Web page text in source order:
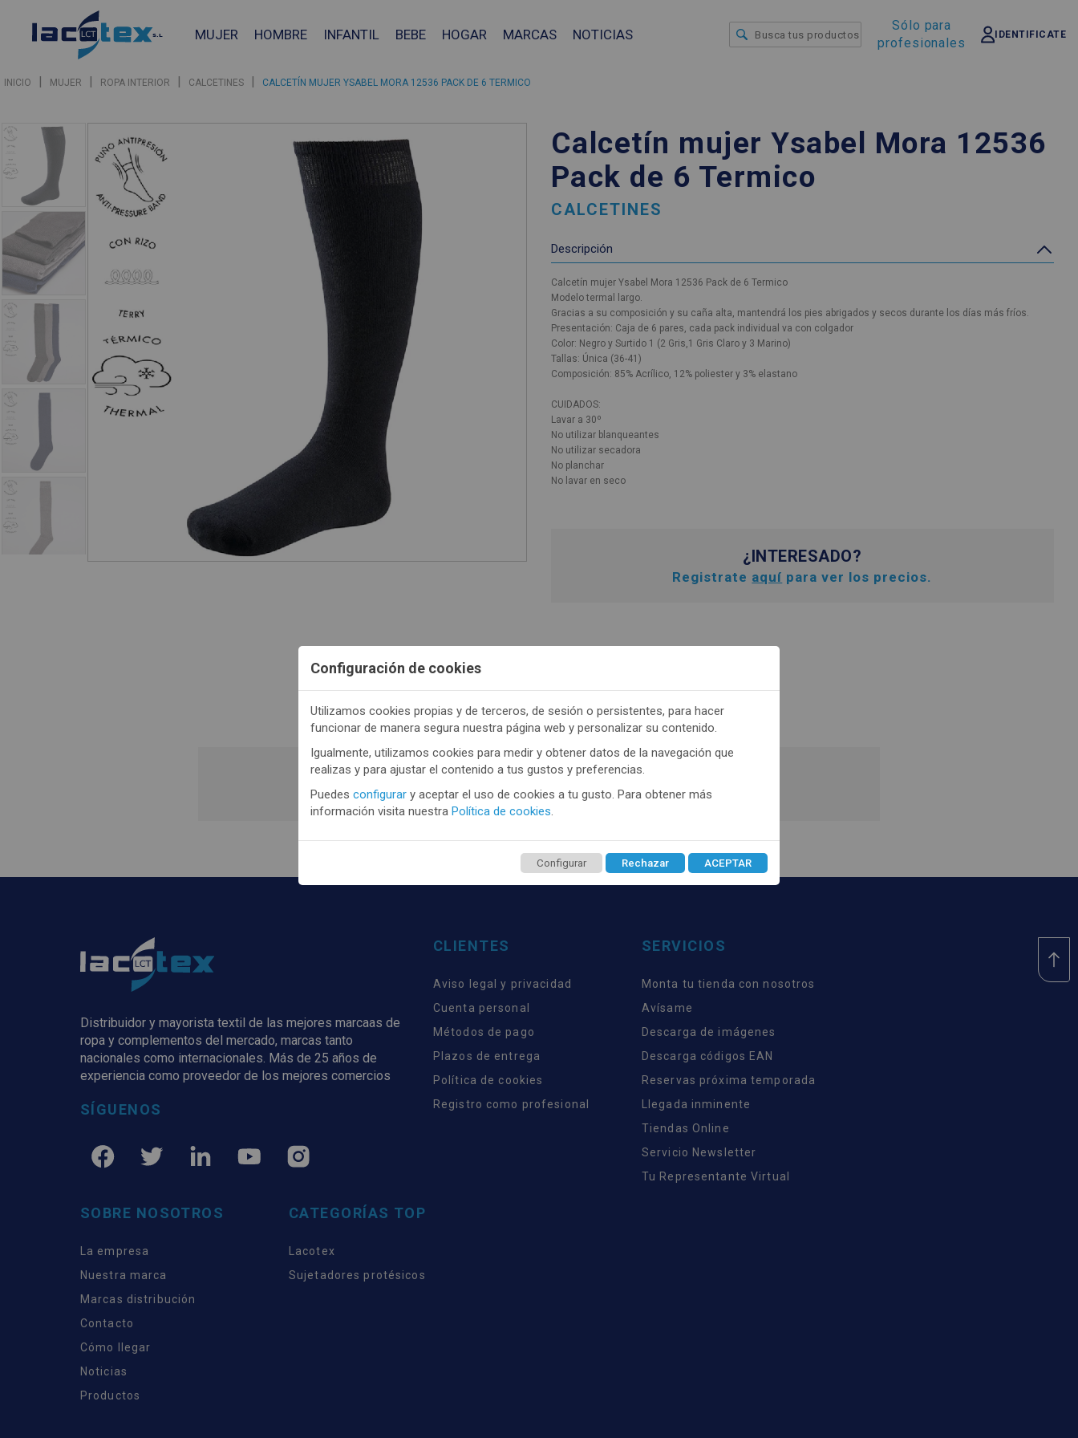
MUJER HOMBRE INFANTIL BEBE HOGAR MARCAS NOTICIAS
Sólo para
profesionales
IDENTIFICATE
INICIO | MUJER | ROPA INTERIOR | CALCETINES | CALCETÍN MUJER YSABEL MORA 12536 PACK DE 6 TERMICO
Calcetín mujer Ysabel Mora 12536
Pack de 6 Termico
CALCETINES
Descripción
Calcetín mujer Ysabel Mora 12536 Pack de 6 Termico
Modelo termal largo.
Gracias a su composición y su caña alta, mantendrá los pies abrigados y secos durante los días más fríos.
Presentación: Caja de 6 pares, cada pack individual va con colgador
Color: Negro y Surtido 1 (2 Gris,1 Gris Claro y 3 Marino)
Tallas: Única (36-41)
Composición: 85% Acrílico, 12% poliester y 3% elastano
CUIDADOS:
Lavar a 30º
No utilizar blanqueantes
No utilizar secadora
No planchar
No lavar en seco
¿INTERESADO?
Registrate aquí para ver los precios.
TENEMOS MUCHOS MÁS !
Registrateaquípara poder ver todo el contenido y los precios.
Distribuidor y mayorista textil de las mejores marcaas de
ropa y complementos del mercado, marcas tanto
nacionales como internacionales. Más de 25 años de
experiencia como proveedor de los mejores comercios
SÍGUENOS
CLIENTES
Aviso legal y privacidad
Cuenta personal
Métodos de pago
Plazos de entrega
Política de cookies
Registro como profesional
SERVICIOS
Monta tu tienda con nosotros
Avísame
Descarga de imágenes
Descarga códigos EAN
Reservas próxima temporada
Llegada inminente
Tiendas Online
Servicio Newsletter
Tu Representante Virtual
SOBRE NOSOTROS
La empresa
Nuestra marca
Marcas distribución
Contacto
Cómo llegar
Noticias
Productos
CATEGORÍAS TOP
Lacotex
Sujetadores protésicos
Configuración de cookies
Utilizamos cookies propias y de terceros, de sesión o persistentes, para hacer
funcionar de manera segura nuestra página web y personalizar su contenido.
Igualmente, utilizamos cookies para medir y obtener datos de la navegación que
realizas y para ajustar el contenido a tus gustos y preferencias.
Puedes configurar y aceptar el uso de cookies a tu gusto. Para obtener más
información visita nuestra Política de cookies
Configurar Rechazar ACEPTAR